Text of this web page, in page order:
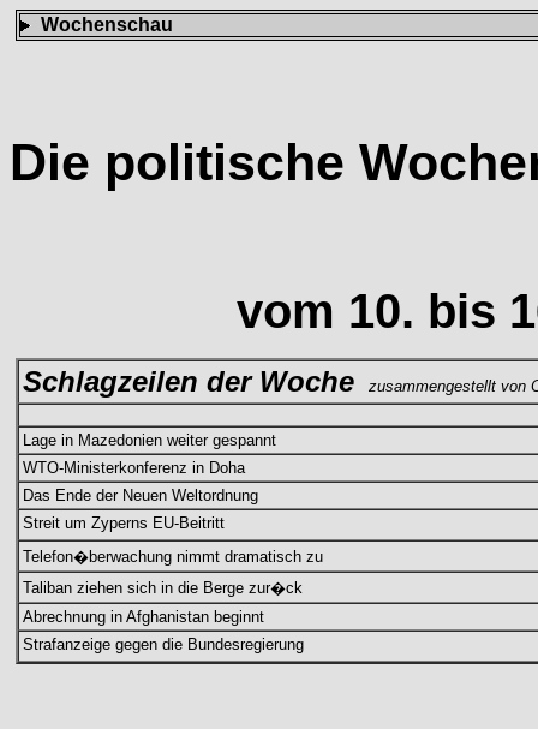
Wochenschau
Die politische
vom 10. bis
Schlagzeilen der Woche zusammengestellt von
Lage in Mazedonien weiter gespannt
WTO-Ministerkonferenz in Doha
Das Ende der Neuen Weltordnung
Streit um Zyperns EU-Beitritt
Telefon�berwachung nimmt dramatisch zu
Taliban ziehen sich in die Berge zur�ck
Abrechnung in Afghanistan beginnt
Strafanzeige gegen die Bundesregierung